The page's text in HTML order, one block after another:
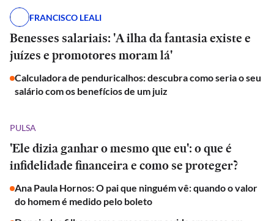
FRANCISCO LEALI
Benesses salariais: 'A ilha da fantasia existe e
juízes e promotores moram lá'
Calculadora de penduricalhos: descubra como seria o seu
salário com os benefícios de um juiz
PULSA
'Ele dizia ganhar o mesmo que eu': o que é
infidelidade financeira e como se proteger?
Ana Paula Hornos: O pai que ninguém vê: quando o valor
do homem é medido pelo boleto